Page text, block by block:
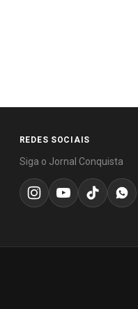
REDES SOCIAIS
Siga o Jornal Conquista